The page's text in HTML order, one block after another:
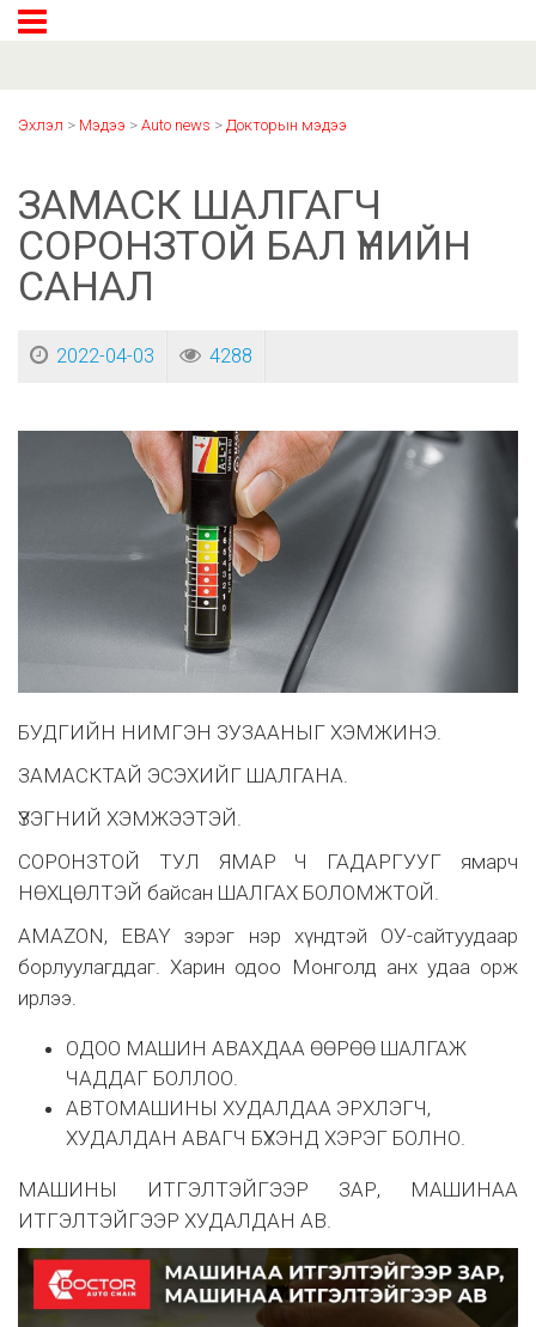
Эхлэл > Мэдээ > Auto news > Докторын мэдээ
ЗАМАСК ШАЛГАГЧ
СОРОНЗТОЙ БАЛ ҮНИЙН
САНАЛ
2022-04-03 4288
БУДГИЙН НИМГЭН ЗУЗААНЫГ ХЭМЖИНЭ.
ЗАМАСКТАЙ ЭСЭХИЙГ ШАЛГАНА.
ҮЗЭГНИЙ ХЭМЖЭЭТЭЙ.
СОРОНЗТОЙ ТУЛ ЯМАР Ч ГАДАРГУУГ ямарч
НӨХЦӨЛТЭЙ байсан ШАЛГАХ БОЛОМЖТОЙ.
AMAZON, EBAY зэрэг нэр хүндтэй ОУ-сайтуудаар
борлуулагддаг. Харин одоо Монголд анх удаа орж
ирлээ.
ОДОО МАШИН АВАХДАА ӨӨРӨӨ ШАЛГАЖ
ЧАДДАГ БОЛЛОО.
АВТОМАШИНЫ ХУДАЛДАА ЭРХЛЭГЧ,
ХУДАЛДАН АВАГЧ БҮХЭНД ХЭРЭГ БОЛНО.
МАШИНЫ ИТГЭЛТЭЙГЭЭР ЗАР, МАШИНАА
ИТГЭЛТЭЙГЭЭР ХУДАЛДАН АВ.